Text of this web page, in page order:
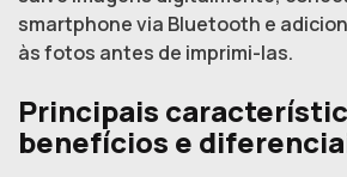
smartphone via Bluetooth e
às fotos antes de imprimi-las.
Principais
benefícios e